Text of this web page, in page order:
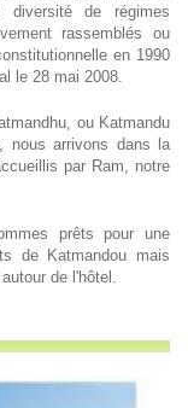
de régimes
rassemblés ou
en 1990
le 28 mai 2008.
ou Katmandu
nous arrivons dans la
par Ram, notre
prêts pour une
de Katmandou mais
de l'hôtel.